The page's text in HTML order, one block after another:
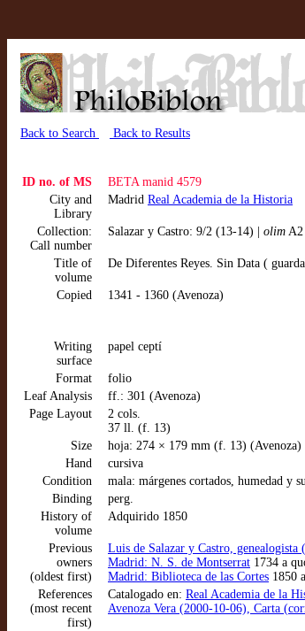
Back to Search Back to Results
ID no. of MS
BETA manid 4579
City and
Library
Madrid Real Academia de la Historia
Collection:
Call number
Salazar y Castro: 9/2 (13-14) | olim A2
Title of
volume
De Diferentes Reyes. Sin Data (
Copied 1341 - 1360 (Avenoza)
Writing
surface
papel ceptí
Format
folio
Leaf Analysis
ff.: 301 (Avenoza)
Page Layout
2 cols.
37 ll. (f. 13)
Size
hoja: 274 × 179 mm (f. 13) (Avenoza)
Hand
cursiva
Condition
mala: márgenes cortados, humedad y
Binding
perg.
History of
volume
Adquirido 1850
Previous
owners
(oldest first)
Luis de Salazar y Castro,
Madrid: N. S. de Montserrat 1734 a
Madrid: Biblioteca de las Cortes 1850
References
(most recent
first)
Catalogado en: Real Academia de la
Avenoza Vera (2000-10-06), Carta